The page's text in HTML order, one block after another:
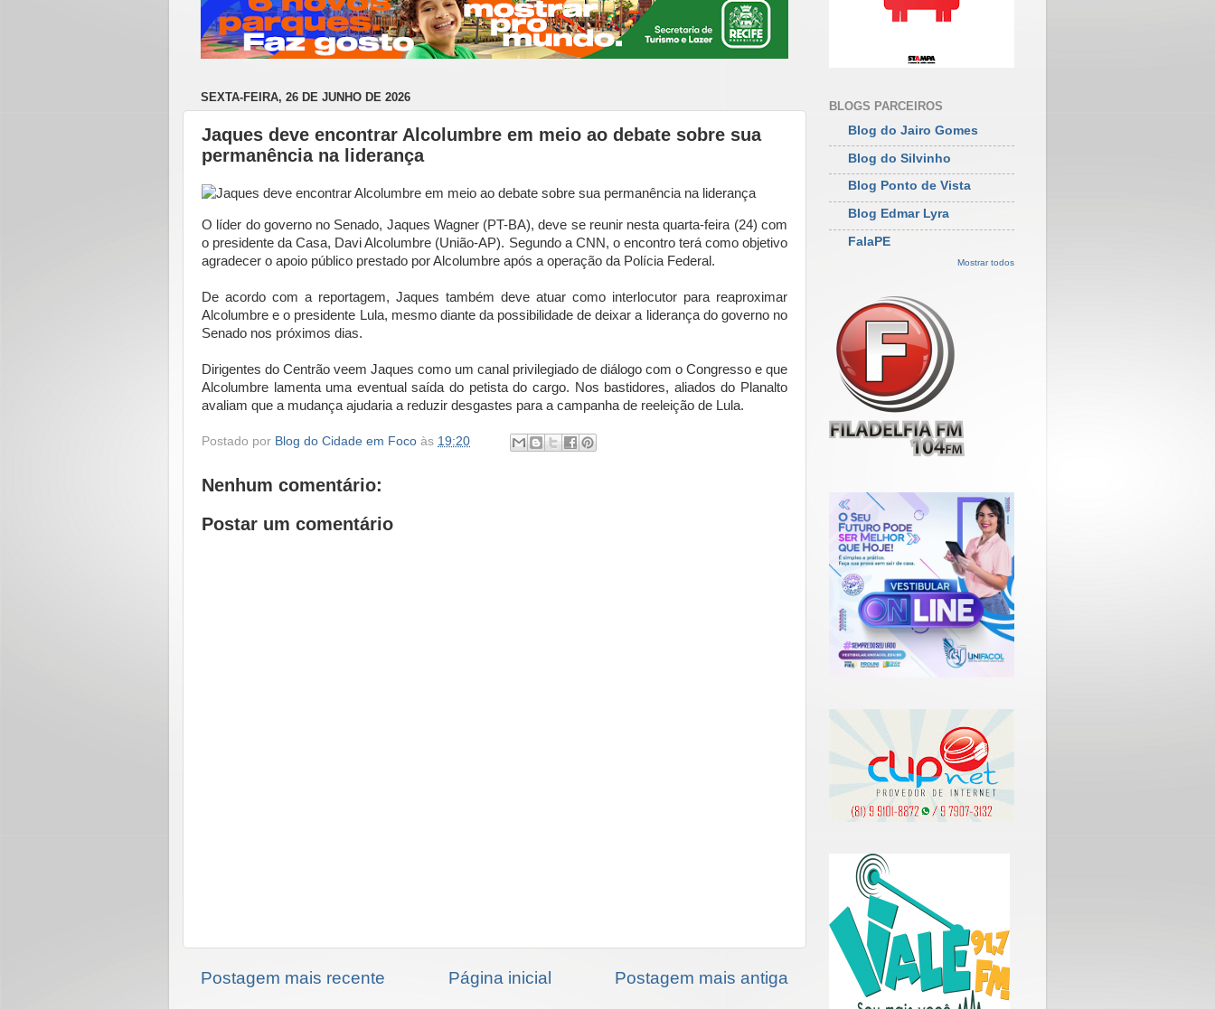
SEXTA-FEIRA, 26 DE JUNHO DE 2026
Jaques deve encontrar Alcolumbre em meio ao debate sobre sua
permanência na liderança
O líder do governo no Senado, Jaques Wagner (PT-BA), deve se reunir nesta quarta-feira (24) com
o presidente da Casa, Davi Alcolumbre (União-AP). Segundo a CNN, o encontro terá como objetivo
agradecer o apoio público prestado por Alcolumbre após a operação da Polícia Federal.
De acordo com a reportagem, Jaques também deve atuar como interlocutor para reaproximar
Alcolumbre e o presidente Lula, mesmo diante da possibilidade de deixar a liderança do governo no
Senado nos próximos dias.
Dirigentes do Centrão veem Jaques como um canal privilegiado de diálogo com o Congresso e que
Alcolumbre lamenta uma eventual saída do petista do cargo. Nos bastidores, aliados do Planalto
avaliam que a mudança ajudaria a reduzir desgastes para a campanha de reeleição de Lula.
Postado por Blog do Cidade em Foco às 19:20
Nenhum comentário:
Postar um comentário
Postagem mais recente Postagem mais antiga
Página inicial
BLOGS PARCEIROS
Blog do Jairo Gomes
Blog do Silvinho
Blog Ponto de Vista
Blog Edmar Lyra
FalaPE
Mostrar todos